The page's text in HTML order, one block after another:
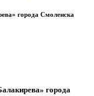
города Смоленска
города